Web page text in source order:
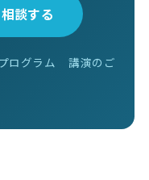
談する
ログラム
講演のご